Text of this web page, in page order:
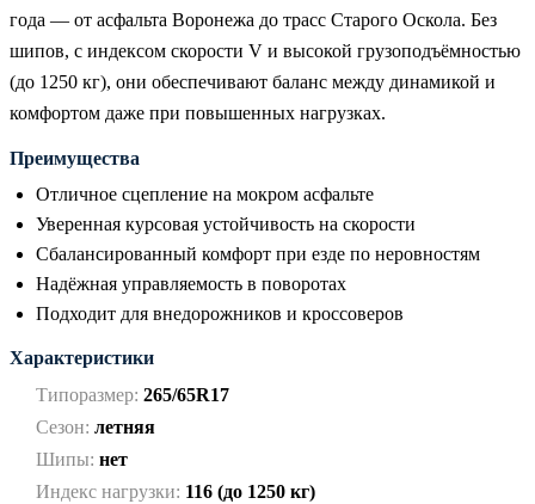
года — от асфальта Воронежа до трасс Старого Оскола. Без
шипов, с индексом скорости V и высокой грузоподъёмностью
(до 1250 кг), они обеспечивают баланс между динамикой и
комфортом даже при повышенных нагрузках.
Преимущества
Отличное сцепление на мокром асфальте
Уверенная курсовая устойчивость на скорости
Сбалансированный комфорт при езде по неровностям
Надёжная управляемость в поворотах
Подходит для внедорожников и кроссоверов
Характеристики
Типоразмер: 265/65R17
Сезон: летняя
Шипы: нет
Индекс нагрузки: 116 (до 1250 кг)